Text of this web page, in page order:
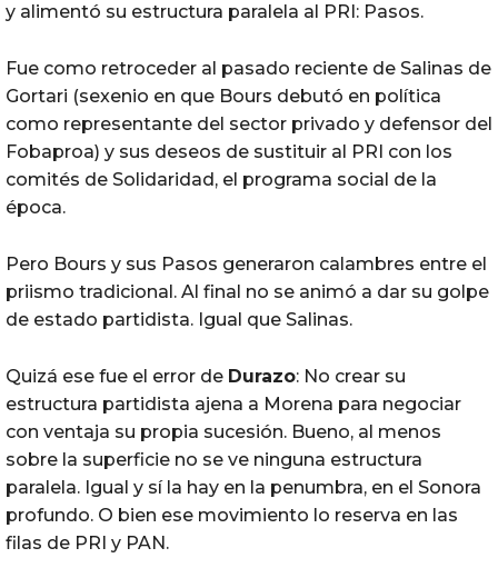
y alimentó su estructura paralela al PRI: Pasos.
Fue como retroceder al pasado reciente de Salinas de
Gortari (sexenio en que Bours debutó en política
como representante del sector privado y defensor del
Fobaproa) y sus deseos de sustituir al PRI con los
comités de Solidaridad, el programa social de la
época.
Pero Bours y sus Pasos generaron calambres entre el
priismo tradicional. Al final no se animó a dar su golpe
de estado partidista. Igual que Salinas.
Quizá ese fue el error de Durazo: No crear su
estructura partidista ajena a Morena para negociar
con ventaja su propia sucesión. Bueno, al menos
sobre la superficie no se ve ninguna estructura
paralela. Igual y sí la hay en la penumbra, en el Sonora
profundo. O bien ese movimiento lo reserva en las
filas de PRI y PAN.